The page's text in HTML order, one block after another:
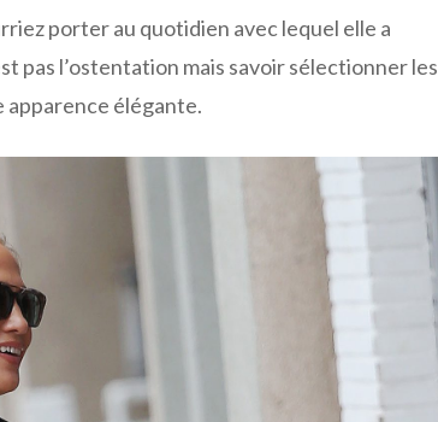
porter au quotidien avec lequel elle a
pas l’ostentation mais savoir sélectionner les
élégante.